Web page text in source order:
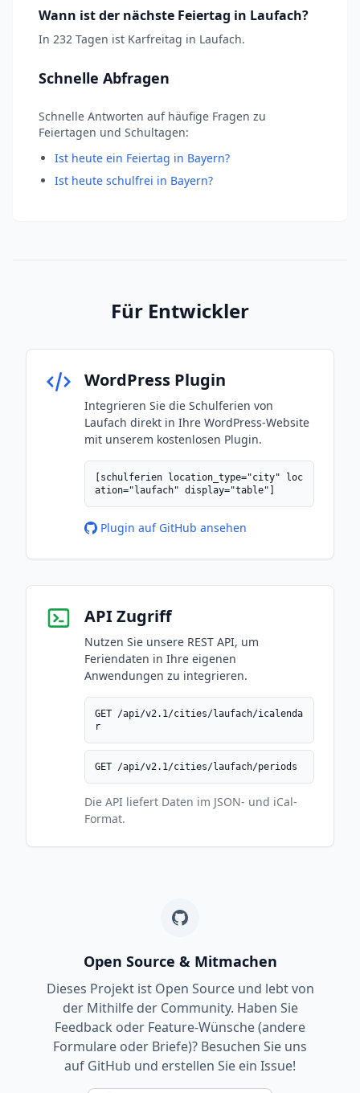
Wann ist der nächste Feiertag in Laufach?
In 232 Tagen ist Karfreitag in Laufach.
Schnelle Abfragen
Schnelle Antworten auf häufige Fragen zu
Feiertagen und Schultagen:
Ist heute ein Feiertag in Bayern?
Ist heute schulfrei in Bayern?
Für Entwickler
WordPress Plugin
Integrieren Sie die Schulferien von
Laufach direkt in Ihre WordPress-Website
mit unserem kostenlosen Plugin.
[schulferien location_type="city" loc
ation="laufach" display="table"]
Plugin auf GitHub ansehen
API Zugriff
Nutzen Sie unsere REST API, um
Feriendaten in Ihre eigenen
Anwendungen zu integrieren.
GET /api/v2.1/cities/laufach/icalenda
r
GET /api/v2.1/cities/laufach/periods
Die API liefert Daten im JSON- und iCal-
Format.
Open Source & Mitmachen
Dieses Projekt ist Open Source und lebt von
der Mithilfe der Community. Haben Sie
Feedback oder Feature-Wünsche (andere
Formulare oder Briefe)? Besuchen Sie uns
auf GitHub und erstellen Sie ein Issue!